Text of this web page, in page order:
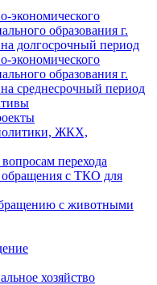
экономического
образования г.
долгосрочный период
экономического
образования г.
среднесрочный период
ЖКХ,
перехода
с ТКО для
с животными
хозяйство